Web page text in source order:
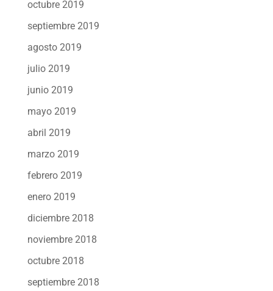
octubre 2019
septiembre 2019
agosto 2019
julio 2019
junio 2019
mayo 2019
abril 2019
marzo 2019
febrero 2019
enero 2019
diciembre 2018
noviembre 2018
octubre 2018
septiembre 2018